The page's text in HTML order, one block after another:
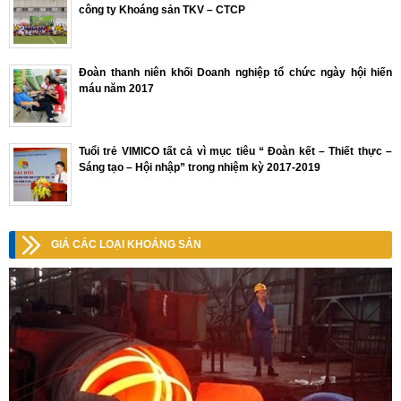
công ty Khoáng sản TKV – CTCP
Đoàn thanh niên khối Doanh nghiệp tổ chức ngày hội hiến
máu năm 2017
Tuổi trẻ VIMICO tất cả vì mục tiêu “ Đoàn kết – Thiết thực –
Sáng tạo – Hội nhập” trong nhiệm kỳ 2017-2019
GIÁ CÁC LOẠI KHOÁNG SẢN